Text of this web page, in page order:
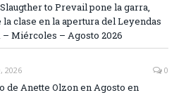
to Prevail pone la garra,
la clase en la apertura del Leyendas
– Miércoles – Agosto 2026
2026 0
de Anette Olzon en Agosto en